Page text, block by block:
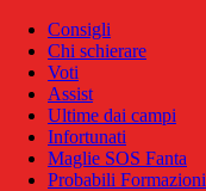
Consigli
Chi schierare
Voti
Assist
Ultime dai campi
Infortunati
Maglie SOS Fanta
Probabili Formazioni